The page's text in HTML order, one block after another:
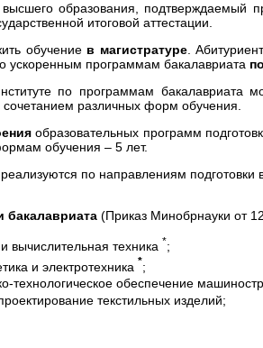
образования, подтверждаемый
итоговой аттестации.
обучение в магистратуре.
ускоренным программам бакалавриата
по программам бакалавриата
сочетанием различных форм обучения.
образовательных программ
обучения – 5 лет.
по направлениям
бакалавриата (Приказ Минобрнауки от
техника *;
и электротехника *;
технологическое обеспечение
текстильных изделий;